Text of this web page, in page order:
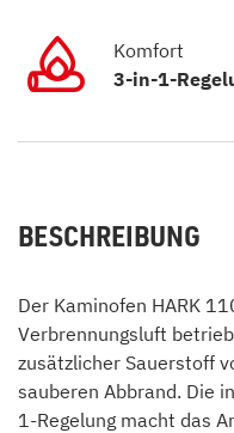
Komfort
3-in-1-
BESCHREIBUNG
Der Kaminofen HARK
Verbrennungsluft
zusätzlicher Sauerstoff
sauberen Abbrand. Die
1-Regelung macht das